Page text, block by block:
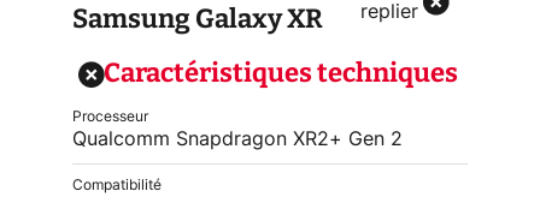
Samsung Galaxy XR
replier
Caractéristiques techniques
Processeur
Qualcomm Snapdragon XR2+ Gen 2
Compatibilité